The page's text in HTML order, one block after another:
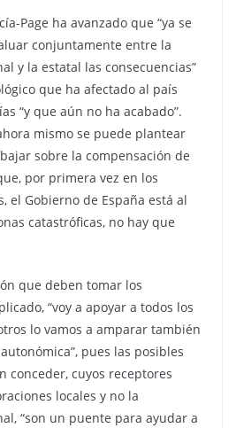
Page ha avanzado que “ya se
conjuntamente entre la
y la estatal las consecuencias”
que ha afectado al país
“y que aún no ha acabado”.
mismo se puede plantear
sobre la compensación de
por primera vez en los
el Gobierno de España está al
catastróficas, no hay que
que deben tomar los
“voy a apoyar a todos los
lo vamos a amparar también
pues las posibles
conceder, cuyos receptores
locales y no la
“son un puente para ayudar a